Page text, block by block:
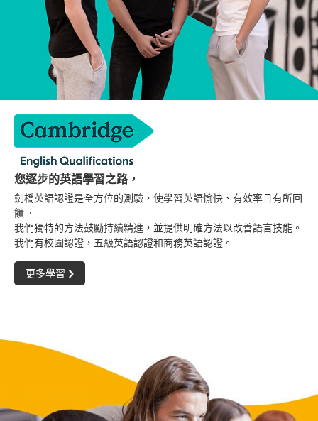
您逐步的英語學習之路，
劍橋英語認證是全方位的測驗，使學習英語愉快、有效率且有所回
饋。
我們獨特的方法鼓勵持續精進，並提供明確方法以改善語言技能。
我們有校園認證，五級英語認證和商務英語認證。
更多學習